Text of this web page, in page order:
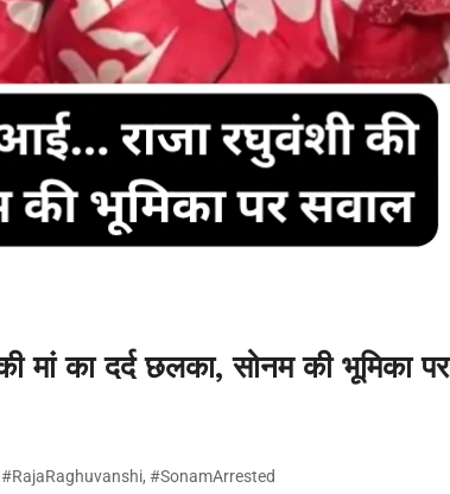
का दर्द छलका, सोनम की भूमिका पर
#RajaRaghuvanshi, #SonamArrested